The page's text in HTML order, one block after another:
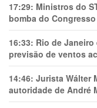
17:29: Ministros do
bomba do
16:33: Rio de Janeiro
previsão de ventos
14:46: Jurista Wálter
autoridade de André